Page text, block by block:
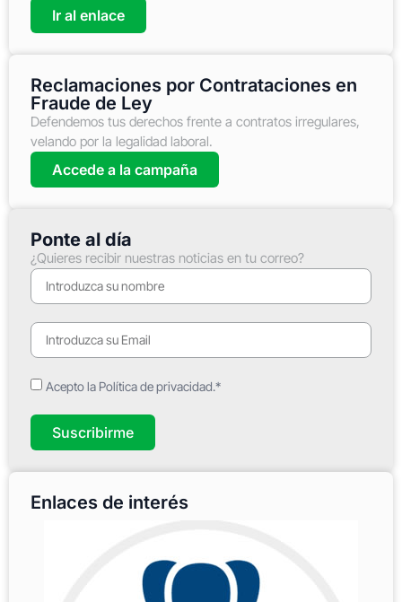
Ir al enlace
Reclamaciones por Contrataciones en
Fraude de Ley
Defendemos tus derechos frente a contratos irregulares,
velando por la legalidad laboral.
Accede a la campaña
Ponte al día
¿Quieres recibir nuestras noticias en tu correo?
Acepto la Política de privacidad.*
Suscribirme
Enlaces de interés